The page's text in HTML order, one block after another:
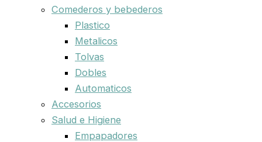
Comederos y bebederos
Plastico
Metalicos
Tolvas
Dobles
Automaticos
Accesorios
Salud e Higiene
Empapadores